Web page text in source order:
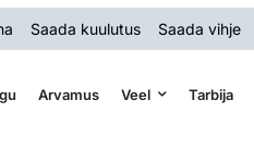
Saada kuulutus Saada vihje
Arvamus Veel Tarbija